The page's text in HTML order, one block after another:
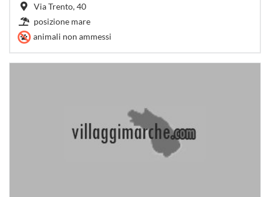
Via Trento, 40
posizione mare
animali non ammessi